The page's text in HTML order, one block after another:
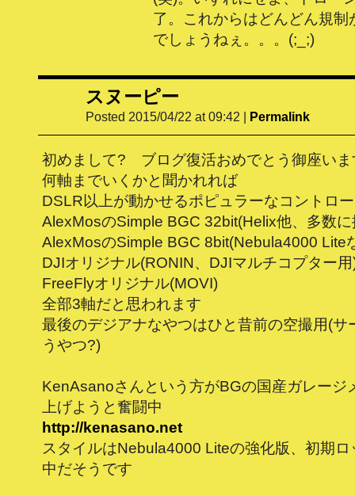
了。これからはどんどん規制
でしょうねぇ。。。(;_;)
スヌーピー
Posted 2015/04/22 at 09:42 | Permalink
初めまして? ブログ復活おめでとう御座いま
何軸までいくかと聞かれれば
DSLR以上が動かせるポピュラーなコントロ
AlexMosのSimple BGC 32bit(Helix他、多数に
AlexMosのSimple BGC 8bit(Nebula4000 Lite
DJIオリジナル(RONIN、DJIマルチコプター
FreeFlyオリジナル(MOVI)
全部3軸だと思われます
最後のデジアナなやつはひと昔前の空撮用(サ
うやつ?)
KenAsanoさんという方がBGの国産ガレージ
上げようと奮闘中
http://kenasano.net
スタイルはNebula4000 Liteの強化版、初期
中だそうです